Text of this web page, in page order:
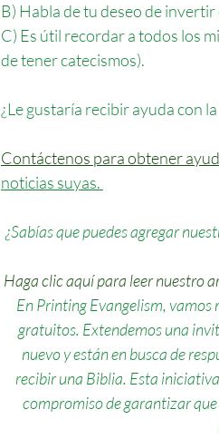
B) Habla de tu deseo de
C) Es útil recordar a todos los
de tener catecismos).
¿Le gustaría recibir ayuda con
Contáctenos para obtener
noticias suyas.
¿Sabías que puedes agregar
Haga clic aquí para leer nuestro
En Printing Evangelism, vamos
gratuitos. Extendemos una
nuevo y están en busca de
recibir una Biblia. Esta
compromiso de garantizar